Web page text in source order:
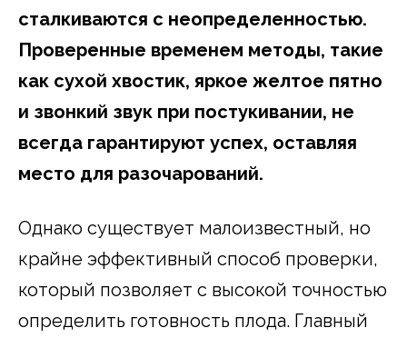
сталкиваются с неопределенностью.
Проверенные временем методы, такие
как сухой хвостик, яркое желтое пятно
и звонкий звук при постукивании, не
всегда гарантируют успех, оставляя
место для разочарований.
Однако существует малоизвестный, но
крайне эффективный способ проверки,
который позволяет с высокой точностью
определить готовность плода. Главный